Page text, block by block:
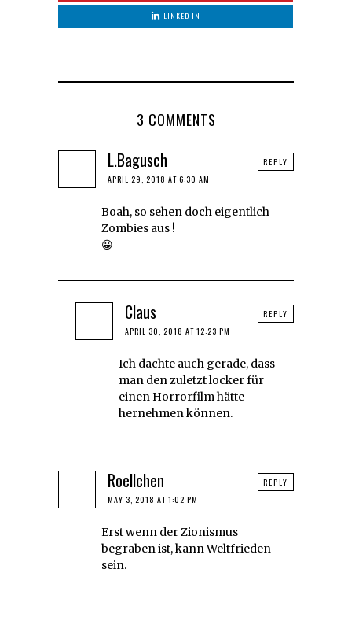
LINKED IN
3 COMMENTS
L.Bagusch
APRIL 29, 2018 AT 6:30 AM
Boah, so sehen doch eigentlich
Zombies aus !
😀
REPLY
Claus
APRIL 30, 2018 AT 12:23 PM
Ich dachte auch gerade, dass
man den zuletzt locker für
einen Horrorfilm hätte
hernehmen können.
REPLY
Roellchen
MAY 3, 2018 AT 1:02 PM
Erst wenn der Zionismus
begraben ist, kann Weltfrieden
sein.
REPLY